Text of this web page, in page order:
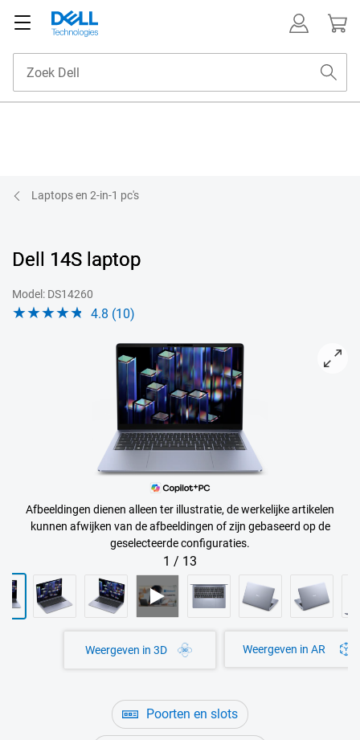
Laptops en 2-in-1 pc's
Dell 14S laptop
Model: DS14260
4.8 (10)
Poorten en slots
Afbeeldingen dienen alleen ter illustratie, de werkelijke artikelen
kunnen afwijken van de afbeeldingen of zijn gebaseerd op de
geselecteerde configuraties.
1 / 13
Weergeven in 3D Weergeven in AR